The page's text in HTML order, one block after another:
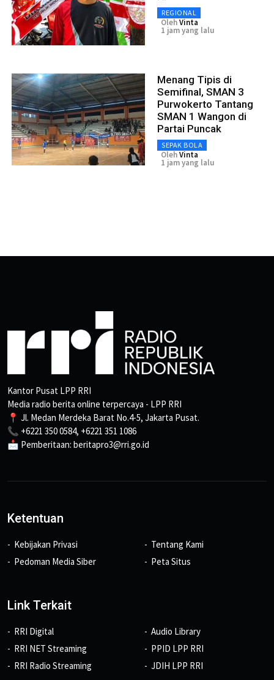
REGIONAL
OlehVinta
1 jam yang lalu
Menang Tipis di
Semifinal, SMAN 3
Purwokerto Tantang
SMAN 1 Wangon di
Partai Puncak
SEPAK BOLA
OlehVinta
1 jam yang lalu
Kantor Pusat LPP RRI
Media radio berita online terpercaya - LPP RRI
📍 Jl. Medan Merdeka Barat No.4-5, Jakarta Pusat.
📞 +6221 350 0584, +6221 351 1086
📩 Pemberitaan: beritapro3@rri.go.id
Ketentuan
Kebijakan Privasi
Pedoman Media Siber
Tentang Kami
Peta Situs
Link Terkait
RRI Digital
RRI NET Streaming
RRI Radio Streaming
Audio Library
PPID LPP RRI
JDIH LPP RRI